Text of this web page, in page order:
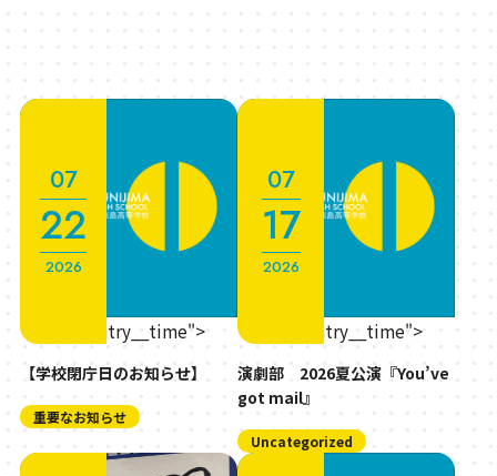
2026
07
22
" class="entry__time">
【学校閉庁日のお知らせ】
重要なお知らせ
2026
07
17
" class="entry__time">
演劇部 2026夏公演『You’ve
got mail』
Uncategorized